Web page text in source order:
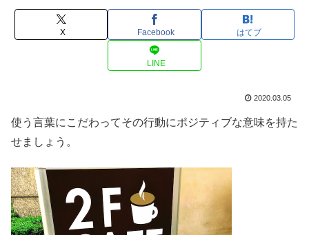
X Facebook はてブ
LINE
2020.03.05
使う言葉にこだわってその行動にポジティブな意味を持た
せましょう。